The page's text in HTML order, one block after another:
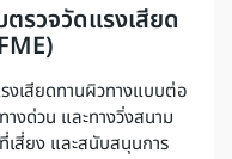
รวจวัดแรงเสียด
งเสียดทานผิวทางแบบต่อ
งด่วน และทางวิ่งสนาม
เสี่ยง และสนับสนุนการ